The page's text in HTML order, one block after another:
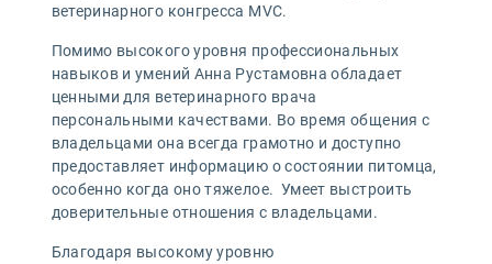
ветеринарного конгресса MVC.
Помимо высокого уровня профессиональных
навыков и умений Анна Рустамовна обладает
ценными для ветеринарного врача
персональными качествами. Во время общения с
владельцами она всегда грамотно и доступно
предоставляет информацию о состоянии питомца,
особенно когда оно тяжелое. Умеет выстроить
доверительные отношения с владельцами.
Благодаря высокому уровню